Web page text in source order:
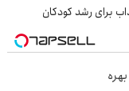
برای رشد کودکان